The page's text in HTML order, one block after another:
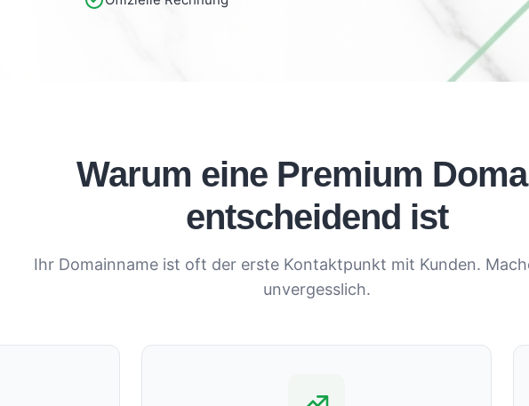
Warum eine Premium
entscheidend ist
Ihr Domainname ist oft der erste Kontaktpunkt mit Kunden.
unvergesslich.